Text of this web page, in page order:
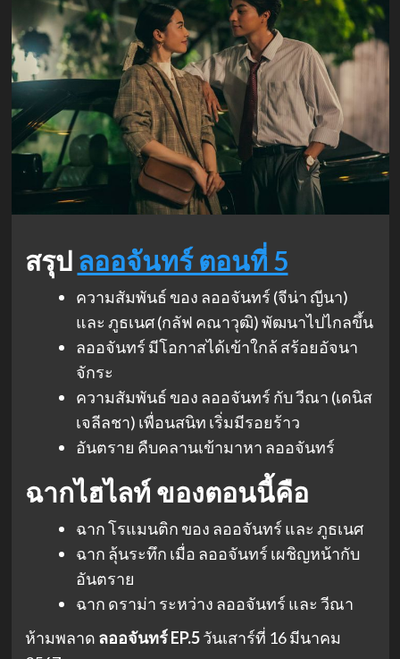
สรุป ลออจันทร์ ตอนที่ 5
ความสัมพันธ์ ของ ลออจันทร์ (จีน่า ญีนา)
และ ภูธเนศ (กลัฟ คณาวุฒิ) พัฒนาไปไกลขึ้น
ลออจันทร์ มีโอกาสได้เข้าใกล้ สร้อยอัจนา
จักระ
ความสัมพันธ์ ของ ลออจันทร์ กับ วีณา (เดนิส
เจลีลชา) เพื่อนสนิท เริ่มมีรอยร้าว
อันตราย คืบคลานเข้ามาหา ลออจันทร์
ฉากไฮไลท์ ของตอนนี้คือ
ฉาก โรแมนติก ของ ลออจันทร์ และ ภูธเนศ
ฉาก ลุ้นระทึก เมื่อ ลออจันทร์ เผชิญหน้ากับ
อันตราย
ฉาก ดราม่า ระหว่าง ลออจันทร์ และ วีณา
ห้ามพลาด ลออจันทร์ EP.5วันเสาร์ที่ 16 มีนาคม